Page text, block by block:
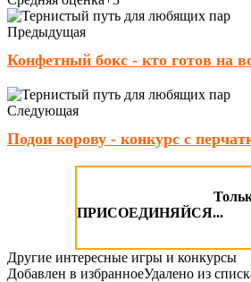
Предыдущая
Конфетный бокс - кто готов на
Следующая
Подои корову - конкурс с
ПРИСОЕДИНЯЙСЯ...
Другие интересные игры и конкурсы
Добавлен в избранноеУдалено из